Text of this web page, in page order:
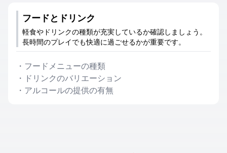
フードとドリンク
軽食やドリンクの種類が充実しているか確認しましょう。
長時間のプレイでも快適に過ごせるかが重要です。
・ フードメニューの種類
・ ドリンクのバリエーション
・ アルコールの提供の有無